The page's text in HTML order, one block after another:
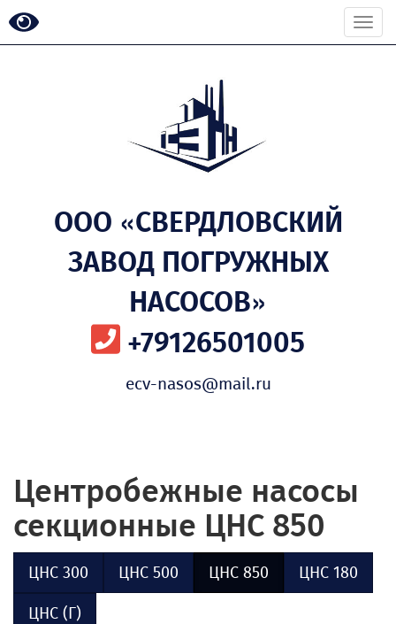
ООО «СВЕРДЛОВСКИЙ
ЗАВОД ПОГРУЖНЫХ
НАСОСОВ»
+79126501005
ecv-nasos@mail.ru
Центробежные насосы
секционные ЦНС 850
ЦНС 300 ЦНС 500 ЦНС 850 ЦНС 180
ЦНС (Г)